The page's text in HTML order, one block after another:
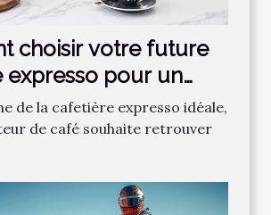
choisir votre future
expresso pour un
?
de la cafetière expresso idéale,
de café souhaite retrouver